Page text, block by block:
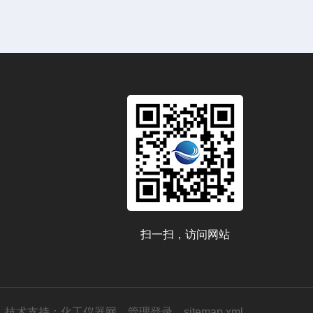
扫一扫，访问网站